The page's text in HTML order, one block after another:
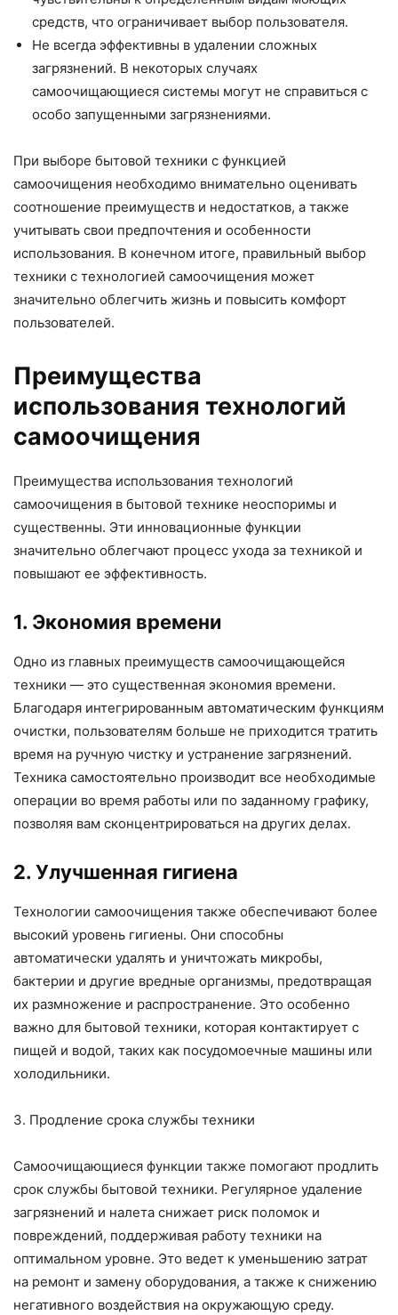
средств, что ограничивает выбор пользователя.
Не всегда эффективны в удалении сложных
загрязнений. В некоторых случаях
самоочищающиеся системы могут не справиться с
особо запущенными загрязнениями.
При выборе бытовой техники с функцией
самоочищения необходимо внимательно оценивать
соотношение преимуществ и недостатков, а также
учитывать свои предпочтения и особенности
использования. В конечном итоге, правильный выбор
техники с технологией самоочищения может
значительно облегчить жизнь и повысить комфорт
пользователей.
Преимущества
использования технологий
самоочищения
Преимущества использования технологий
самоочищения в бытовой технике неоспоримы и
существенны. Эти инновационные функции
значительно облегчают процесс ухода за техникой и
повышают ее эффективность.
1. Экономия времени
Одно из главных преимуществ самоочищающейся
техники — это существенная экономия времени.
Благодаря интегрированным автоматическим функциям
очистки, пользователям больше не приходится тратить
время на ручную чистку и устранение загрязнений.
Техника самостоятельно производит все необходимые
операции во время работы или по заданному графику,
позволяя вам сконцентрироваться на других делах.
2. Улучшенная гигиена
Технологии самоочищения также обеспечивают более
высокий уровень гигиены. Они способны
автоматически удалять и уничтожать микробы,
бактерии и другие вредные организмы, предотвращая
их размножение и распространение. Это особенно
важно для бытовой техники, которая контактирует с
пищей и водой, таких как посудомоечные машины или
холодильники.
3. Продление срока службы техники
Самоочищающиеся функции также помогают продлить
срок службы бытовой техники. Регулярное удаление
загрязнений и налета снижает риск поломок и
повреждений, поддерживая работу техники на
оптимальном уровне. Это ведет к уменьшению затрат
на ремонт и замену оборудования, а также к снижению
негативного воздействия на окружающую среду.